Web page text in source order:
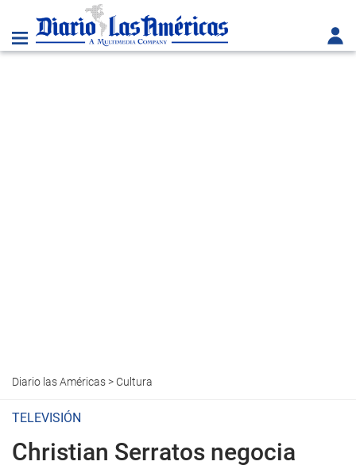
Diario las Américas> Cultura
TELEVISIÓN
Christian Serratos negocia